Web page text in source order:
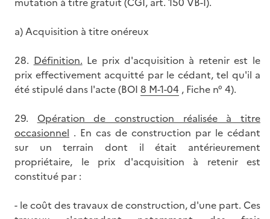
a) Acquisition à titre onéreux
28. Définition. Le prix d'acquisition à retenir est le
prix effectivement acquitté par le cédant, tel qu'il a
été stipulé dans l'acte (BOI 8 M-1-04 , Fiche n° 4).
29. Opération de construction réalisée à titre
occasionnel . En cas de construction par le cédant
sur un terrain dont il était antérieurement
propriétaire, le prix d'acquisition à retenir est
constitué par :
- le coût des travaux de construction, d'une part. Ces